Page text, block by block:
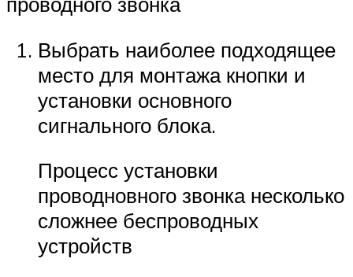
Выбрать наиболее подходящее
место для монтажа кнопки и
установки основного
сигнального блока.
Процесс установки
проводновного звонка несколько
сложнее беспроводных
устройств